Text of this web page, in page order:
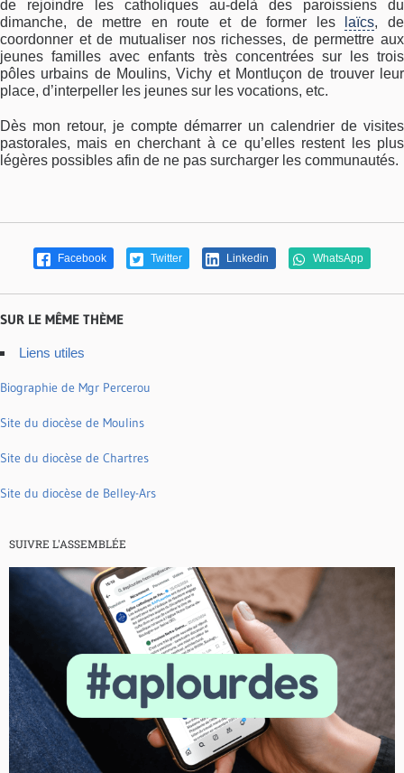
de rejoindre les catholiques au-delà des paroissiens du
dimanche, de mettre en route et de former les
laïcs, de
coordonner et de mutualiser nos richesses, de permettre aux
jeunes familles avec enfants très concentrées sur les trois
pôles urbains de Moulins, Vichy et Montluçon de trouver leur
place, d’interpeller les jeunes sur les vocations, etc.
Dès mon retour, je compte démarrer un calendrier de visites
pastorales, mais en cherchant à ce qu’elles restent les plus
légères possibles afin de ne pas surcharger les communautés.
Facebook Twitter Linkedin WhatsApp
SUR LE MÊME THÈME
Liens utiles
Biographie de Mgr Percerou
Site du diocèse de Moulins
Site du diocèse de Chartres
Site du diocèse de Belley-Ars
SUIVRE L'ASSEMBLÉE